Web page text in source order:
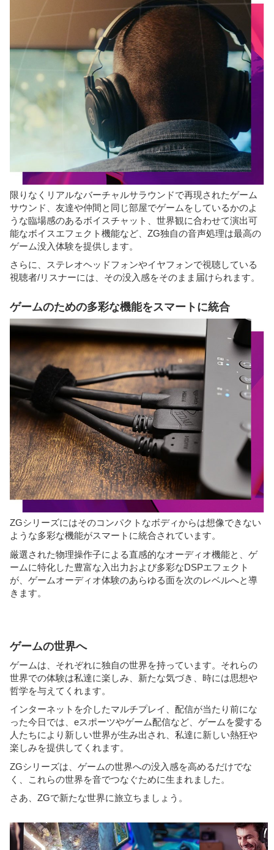
限りなくリアルなバーチャルサラウンドで再現されたゲーム
サウンド、友達や仲間と同じ部屋でゲームをしているかのよ
うな臨場感のあるボイスチャット、世界観に合わせて演出可
能なボイスエフェクト機能など、ZG独自の音声処理は最高の
ゲーム没入体験を提供します。
さらに、ステレオヘッドフォンやイヤフォンで視聴している
視聴者/リスナーには、その没入感をそのまま届けられます。
ゲームのための多彩な機能をスマートに統合
ZGシリーズにはそのコンパクトなボディからは想像できない
ような多彩な機能がスマートに統合されています。
厳選された物理操作子による直感的なオーディオ機能と、ゲ
ームに特化した豊富な入出力および多彩なDSPエフェクト
が、ゲームオーディオ体験のあらゆる面を次のレベルへと導
きます。
ゲームの世界へ
ゲームは、それぞれに独自の世界を持っています。それらの
世界での体験は私達に楽しみ、新たな気づき、時には思想や
哲学を与えてくれます。
インターネットを介したマルチプレイ、配信が当たり前にな
った今日では、eスポーツやゲーム配信など、ゲームを愛する
人たちにより新しい世界が生み出され、私達に新しい熱狂や
楽しみを提供してくれます。
ZGシリーズは、ゲームの世界への没入感を高めるだけでな
く、これらの世界を音でつなぐために生まれました。
さあ、ZGで新たな世界に旅立ちましょう。